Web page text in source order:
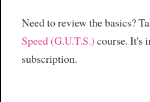
Need to review the basics?
Speed (G.U.T.S.) course. It's
subscription.